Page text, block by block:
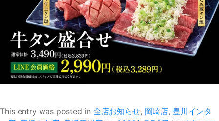
This entry was posted in 全店お知らせ, 岡崎店, 豊川インタ